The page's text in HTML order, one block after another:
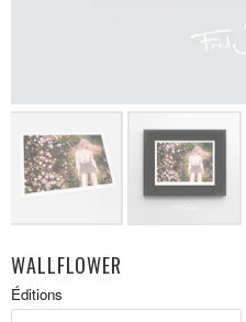
WALLFLOWER
Prix
réduit
Éditions